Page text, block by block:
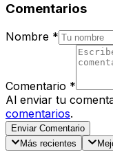
Comentarios
Nombre *
Comentario *
Al enviar tu
comentarios.
Enviar Comentario
Más recientes